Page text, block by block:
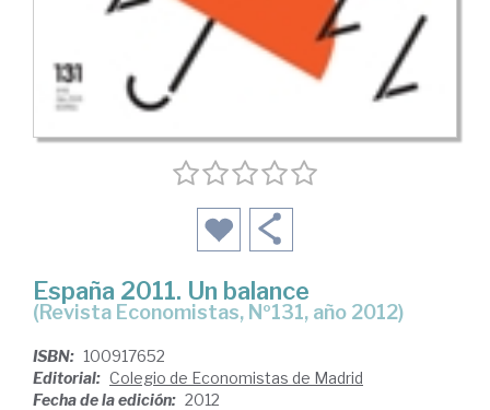
España 2011. Un balance
(Revista Economistas, Nº131, año 2012)
ISBN: 100917652
Editorial: Colegio de Economistas de Madrid
Fecha de la edición: 2012